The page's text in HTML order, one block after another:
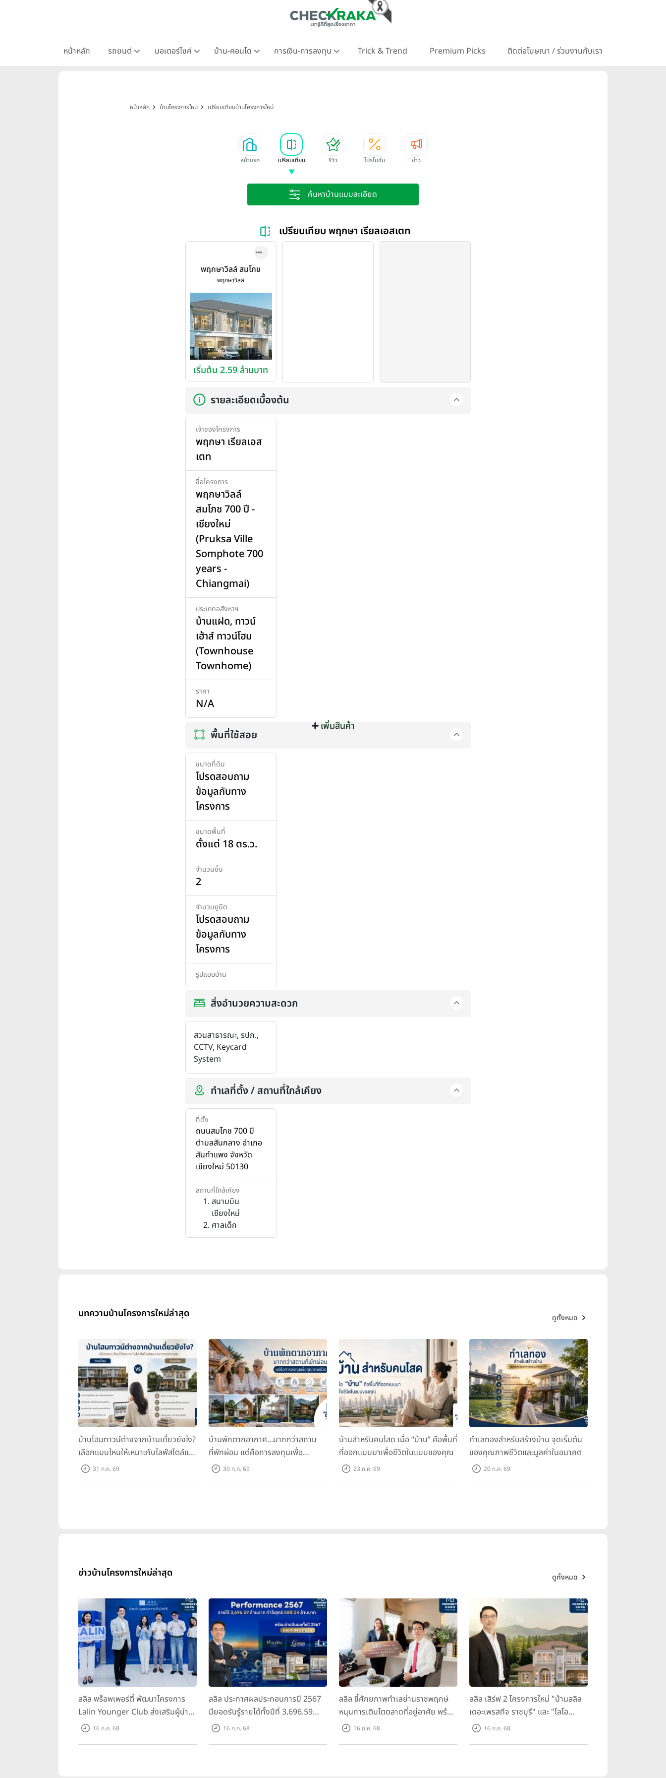
หน้าหลัก รถยนต์ มอเตอร์ไซค์ บ้าน-คอนโด การเงิน-การลงทุน Trick & Trend Premium Picks ติดต่อโฆษณา / ร่วมงานกับเรา
หน้าหลัก บ้านโครงการใหม่ เปรียบเทียบบ้านโครงการใหม่
หน้าแรก เปรียบเทียบ รีวิว โปรโมชั่น ข่าว
ค้นหาบ้านแบบละเอียด
เปรียบเทียบ พฤกษา เรียลเอสเตท
พฤกษาวิลล์ สมโภช
700 ปี - เชียงใหม่
(Pruksa Ville
Somphote 700
years - Chiangmai)
พฤกษาวิลล์
เริ่มต้น 2.59 ล้านบาท
เพิ่มสินค้า
เพิ่มสินค้า
รายละเอียดเบื้องต้น
เจ้าของโครงการ
พฤกษา เรียลเอส
เตท
ชื่อโครงการ
พฤกษาวิลล์
สมโภช 700 ปี -
เชียงใหม่
(Pruksa Ville
Somphote 700
years -
Chiangmai)
ประเภทอสังหาฯ
บ้านแฝด, ทาวน์
เฮ้าส์ ทาวน์โฮม
(Townhouse
Townhome)
ราคา
N/A
พื้นที่ใช้สอย
ขนาดที่ดิน
โปรดสอบถาม
ข้อมูลกับทาง
โครงการ
ขนาดพื้นที่
ตั้งแต่ 18 ตร.ว.
จำนวนชั้น
2
จำนวนยูนิต
โปรดสอบถาม
ข้อมูลกับทาง
โครงการ
รูปแบบบ้าน
สิ่งอำนวยความสะดวก
สวนสาธารณะ, รปภ.,
CCTV, Keycard
System
ทำเลที่ตั้ง / สถานที่ใกล้เคียง
ที่ตั้ง
ถนนสมโภช 700 ปี
ตำบลสันกลาง อำเภอ
สันกำแพง จังหวัด
เชียงใหม่ 50130
สถานที่ใกล้เคียง
สนามบิน
เชียงใหม่
ศาลเด็ก
บทความบ้านโครงการใหม่ล่าสุด ดูทั้งหมด
บ้านโฮมทาวน์ต่างจากบ้านเดี่ยวยังไง?
เลือกแบบไหนให้เหมาะกับไลฟ์สไตล์และ
อนาคตของคุณ
31 ก.ค. 69
บ้านพักตากอากาศ...มากกว่าสถาน
ที่พักผ่อน แต่คือการลงทุนเพื่อ
คุณภาพชีวิต
30 ก.ค. 69
บ้านสำหรับคนโสด เมื่อ “บ้าน” คือพื้นที่
ที่ออกแบบมาเพื่อชีวิตในแบบของคุณ
23 ก.ค. 69
ทำเลทองสำหรับสร้างบ้าน จุดเริ่มต้น
ของคุณภาพชีวิตและมูลค่าในอนาคต
20 ก.ค. 69
ข่าวบ้านโครงการใหม่ล่าสุด ดูทั้งหมด
ลลิล พร็อพเพอร์ตี้ พัฒนาโครงการ
Lalin Younger Club ส่งเสริมผู้นำ
รุ่นใหม่ พัฒนาองค์กรสู่อนาคต
16 ก.ค. 68
ลลิล ประกาศผลประกอบการปี 2567
มียอดรับรู้รายได้ทั้งปีที่ 3,696.59
ล้านบาท กำไรสุทธิ 588.04 ล้านบาท
16 ก.ค. 68
ลลิล ชี้ศักยภาพทำเลย่านราชพฤกษ์
หนุนการเติบโตตลาดที่อยู่อาศัย พร้อม
เปิดตัวโครงการใหม่ "ไลโอ
16 ก.ค. 68
ลลิล เสิร์ฟ 2 โครงการใหม่ "บ้านลลิล
เดอะเพรสทีจ ราชบุรี" และ "ไลโอ
ราชบุรี" บ้าน และทาวน์โฮมสไตล์
16 ก.ค. 68